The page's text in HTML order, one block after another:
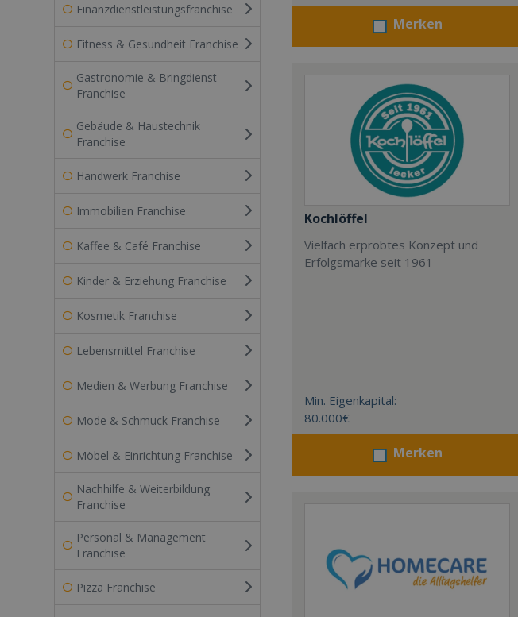
Finanzdienstleistungsfranchise
Fitness & Gesundheit Franchise
Gastronomie & Bringdienst
Franchise
Gebäude & Haustechnik
Franchise
Handwerk Franchise
Immobilien Franchise
Kaffee & Café Franchise
Kinder & Erziehung Franchise
Kosmetik Franchise
Lebensmittel Franchise
Medien & Werbung Franchise
Mode & Schmuck Franchise
Möbel & Einrichtung Franchise
Nachhilfe & Weiterbildung
Franchise
Personal & Management
Franchise
Pizza Franchise
Merken
Kochlöffel
Vielfach erprobtes Konzept und
Erfolgsmarke seit 1961
Min. Eigenkapital:
80.000€
Merken